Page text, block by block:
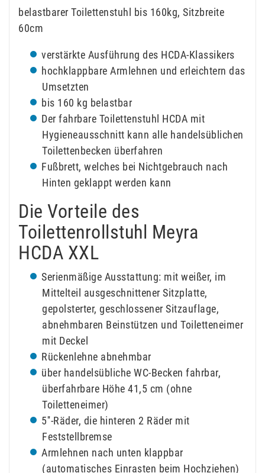
belastbarer Toilettenstuhl bis 160kg, Sitzbreite
60cm
verstärkte Ausführung des HCDA-Klassikers
hochklappbare Armlehnen und erleichtern das
Umsetzten
bis 160 kg belastbar
Der fahrbare Toilettenstuhl HCDA mit
Hygieneausschnitt kann alle handelsüblichen
Toilettenbecken überfahren
Fußbrett, welches bei Nichtgebrauch nach
Hinten geklappt werden kann
Die Vorteile des
Toilettenrollstuhl Meyra
HCDA XXL
Serienmäßige Ausstattung: mit weißer, im
Mittelteil ausgeschnittener Sitzplatte,
gepolsterter, geschlossener Sitzauflage,
abnehmbaren Beinstützen und Toiletteneimer
mit Deckel
Rückenlehne abnehmbar
über handelsübliche WC-Becken fahrbar,
überfahrbare Höhe 41,5 cm (ohne
Toiletteneimer)
5''-Räder, die hinteren 2 Räder mit
Feststellbremse
Armlehnen nach unten klappbar
(automatisches Einrasten beim Hochziehen)